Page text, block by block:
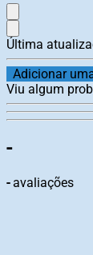
Última
Adicionar
Viu algum
-
-avaliações